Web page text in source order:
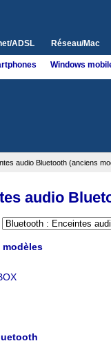
ADSL Réseau/Mac
Windows
audio Bluetooth (anciens
audio